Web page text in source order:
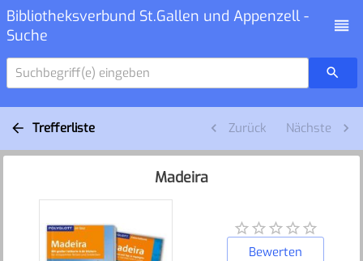
Bibliotheksverbund St.Gallen und Appenzell -
Suche
Suchbegriff(e) eingeben
Trefferliste Zurück Nächste
Madeira
Bewerten